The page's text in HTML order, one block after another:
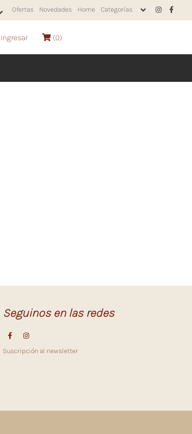
Ofertas Novedades Home Categorías
Ingresar (0)
Seguinos en las redes
Suscripción al newsletter